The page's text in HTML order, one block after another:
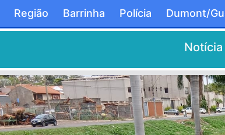
Região Barrinha Polícia Dumont/